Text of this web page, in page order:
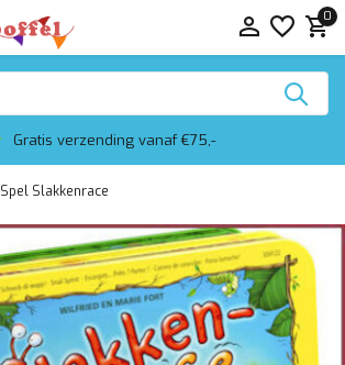
0
Gratis verzending vanaf €75,-
Spel Slakkenrace